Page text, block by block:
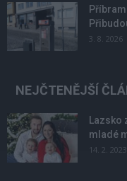
3. 8. 2026
NEJČTENĚJŠÍ
mladé
14. 2. 2023